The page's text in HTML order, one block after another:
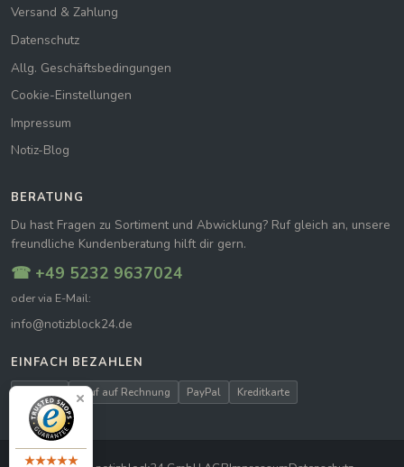
Versand & Zahlung
Datenschutz
Allg. Geschäftsbedingungen
Cookie-Einstellungen
Impressum
Notiz-Blog
BERATUNG
Du hast Fragen zu Sortiment und Abwicklung? Ruf gleich an, unsere
freundliche Kundenberatung hilft dir gern.
☎ +49 5232 9637024
oder via E-Mail:
info@notizblock24.de
EINFACH BEZAHLEN
Kauf auf Rechnung PayPal Kreditkarte